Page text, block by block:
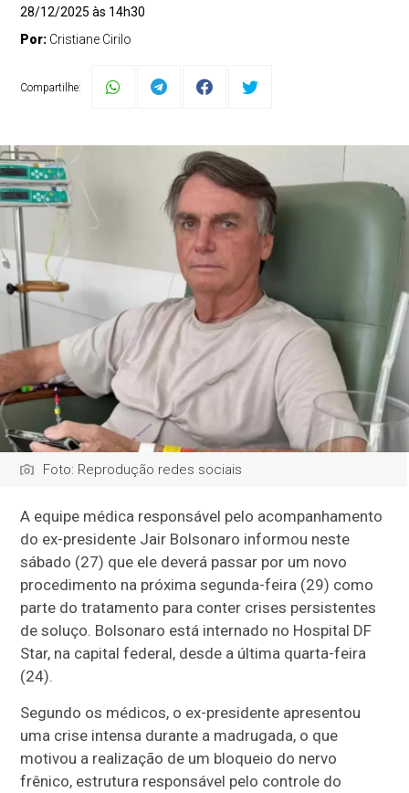
28/12/2025 às 14h30
Por: Cristiane Cirilo
Compartilhe:
Foto: Reprodução redes sociais
A equipe médica responsável pelo acompanhamento
do ex-presidente Jair Bolsonaro informou neste
sábado (27) que ele deverá passar por um novo
procedimento na próxima segunda-feira (29) como
parte do tratamento para conter crises persistentes
de soluço. Bolsonaro está internado no Hospital DF
Star, na capital federal, desde a última quarta-feira
(24).
Segundo os médicos, o ex-presidente apresentou
uma crise intensa durante a madrugada, o que
motivou a realização de um bloqueio do nervo
frênico, estrutura responsável pelo controle do